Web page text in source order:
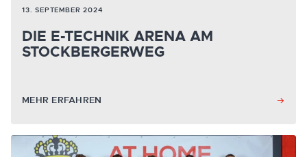
13. SEPTEMBER 2024
DIE E-TECHNIK ARENA AM
STOCKBERGERWEG
MEHR ERFAHREN